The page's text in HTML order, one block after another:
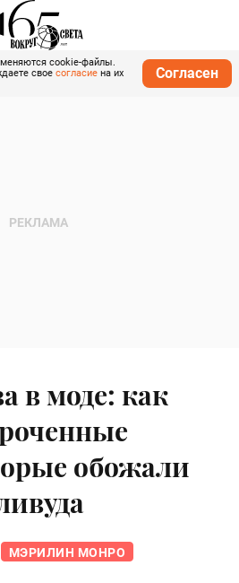
cookie-файлы.
свое согласие на их
Согласен
в моде: как
обожали
МЭРИЛИН МОНРО